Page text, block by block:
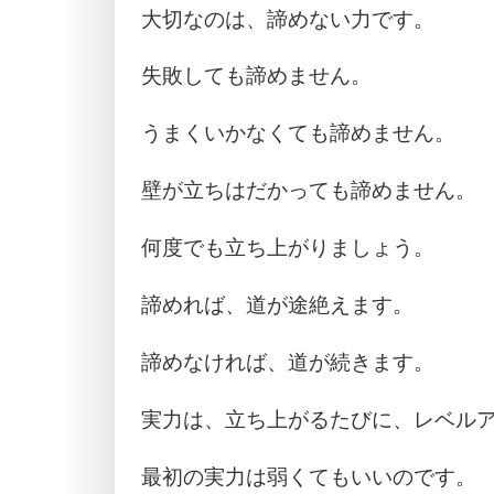
大切なのは、諦めない力です。
失敗しても諦めません。
うまくいかなくても諦めません。
壁が立ちはだかっても諦めません。
何度でも立ち上がりましょう。
諦めれば、道が途絶えます。
諦めなければ、道が続きます。
実力は、立ち上がるたびに、レベル
最初の実力は弱くてもいいのです。